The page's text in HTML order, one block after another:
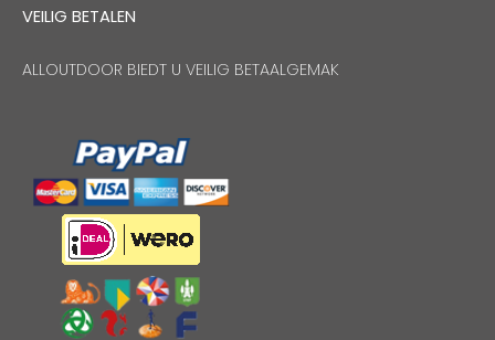
VEILIG BETALEN
ALLOUTDOOR BIEDT U VEILIG BETAALGEMAK